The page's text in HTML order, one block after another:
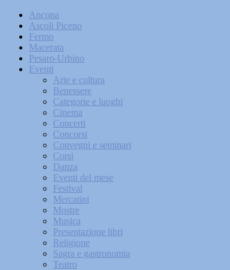
Ancona
Ascoli Piceno
Fermo
Macerata
Pesaro-Urbino
Eventi
Arte e cultura
Benessere
Categorie e luoghi
Cinema
Concerti
Concorsi
Convegni e seminari
Corsi
Danza
Eventi del mese
Festival
Mercatini
Mostre
Musica
Presentazione libri
Religione
Sagra e gastronomia
Teatro